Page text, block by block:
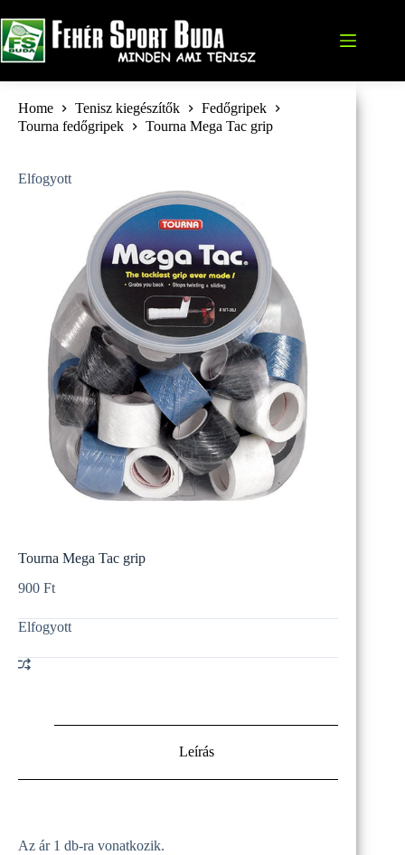
to
content
Home Tenisz kiegészítők
Fedőgripek
Tourna fedőgripek
Tourna Mega Tac grip
Elfogyott
Tourna Mega Tac grip
900 Ft
Elfogyott
Leírás
Az ár 1 db-ra vonatkozik.